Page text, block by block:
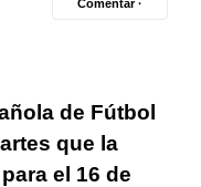
Comentar ·
de Fútbol
que la
el 16 de